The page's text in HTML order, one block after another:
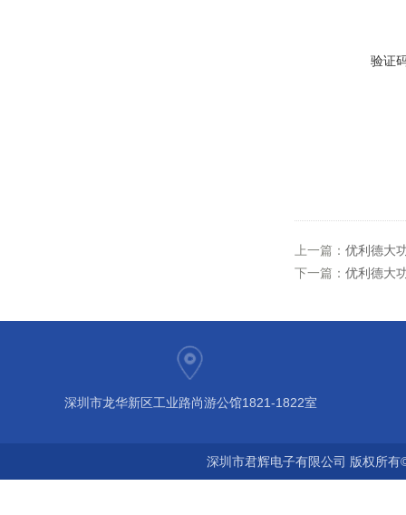
验证
上一篇： 优利德大
下一篇： 优利德大
深圳市龙华新区工业路尚游公馆1821-1822室
深圳市君辉电子有限公司 版权所